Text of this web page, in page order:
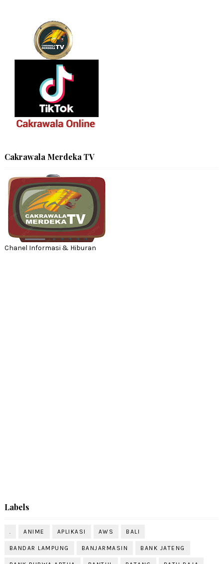
Cakrawala Merdeka TV
Chanel Informasi & Hiburan
Labels
ANIME APLIKASI AWS BALI
BANDAR LAMPUNG BANJARMASIN BANK JATENG